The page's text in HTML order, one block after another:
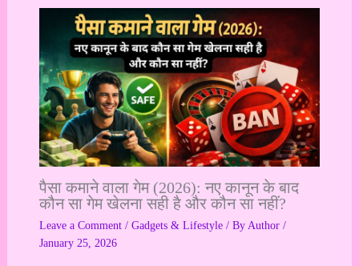
पैसा कमाने वाला गेम (2026): नए कानून के बाद
कौन सा गेम खेलना सही है और कौन सा नहीं?
Leave a Comment / Gadgets & Lifestyle/ By Author /
January 25, 2026